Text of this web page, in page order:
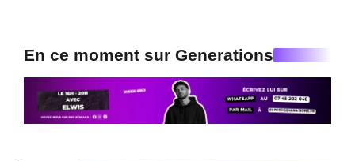
En ce moment sur Generations